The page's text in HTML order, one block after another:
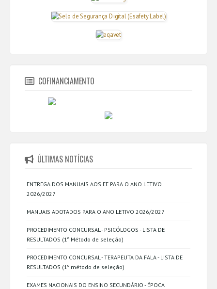
COFINANCIAMENTO
ÚLTIMAS NOTÍCIAS
ENTREGA DOS MANUAIS AOS EE PARA O ANO LETIVO
2026/2027
MANUAIS ADOTADOS PARA O ANO LETIVO 2026/2027
PROCEDIMENTO CONCURSAL - PSICÓLOGOS - LISTA DE
RESULTADOS (1º Método de seleção)
PROCEDIMENTO CONCURSAL - TERAPEUTA DA FALA - LISTA DE
RESULTADOS (1º método de seleção)
EXAMES NACIONAIS DO ENSINO SECUNDÁRIO - ÉPOCA